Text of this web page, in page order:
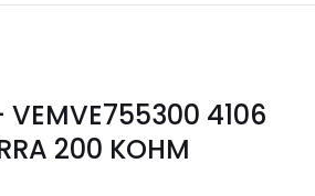
VEMVE755300 4106
200 KOHM